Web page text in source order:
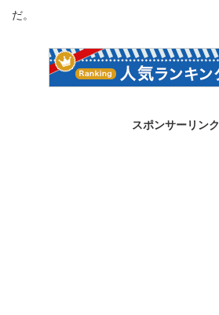
だ。
スポンサーリンク